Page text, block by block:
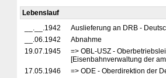
Lebenslauf
__.__.1942
Auslieferung an DRB -
__.06.1942
Abnahme
19.07.1945
=> OBL-USZ -
[Eisenbahnverwaltung der
17.05.1946
=> ODE - Oberdirektion der